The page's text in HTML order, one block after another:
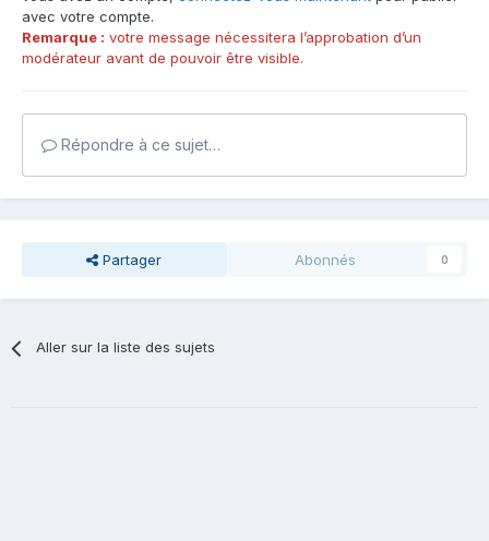
avec votre compte.
Remarque : votre message nécessitera l’approbation d’un
modérateur avant de pouvoir être visible.
Répondre à ce sujet…
Partager Abonnés 0
Aller sur la liste des sujets